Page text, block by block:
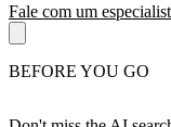
Fale com um
BEFORE YOU GO